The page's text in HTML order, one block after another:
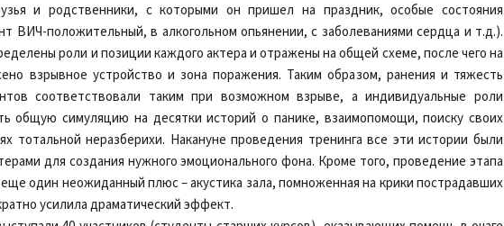
и родственники, с которыми он пришел на праздник, особые состояния
ВИЧ-положительный, в алкогольном опьянении, с заболеваниями сердца и т.д.).
роли и позиции каждого актера и отражены на общей схеме, после чего на
взрывное устройство и зона поражения. Таким образом, ранения и тяжесть
соответствовали таким при возможном взрыве, а индивидуальные роли
общую симуляцию на десятки историй о панике, взаимопомощи, поиску своих
тотальной неразберихи. Накануне проведения тренинга все эти истории были
для создания нужного эмоционального фона. Кроме того, проведение этапа
один неожиданный плюс – акустика зала, помноженная на крики пострадавших
усилила драматический эффект.